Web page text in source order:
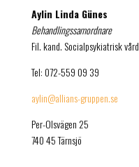
Aylin Linda Günes
Behandlingssamordnare
Fil. kand. Socialpsykiatrisk vård
Tel: 072-559 09 39
aylin@allians-gruppen.se
Per-Olsvägen 25
740 45 Tärnsjö